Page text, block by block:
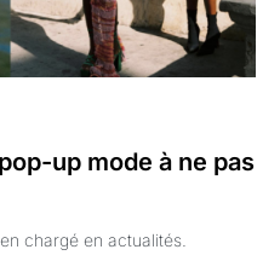
up mode à ne pas
chargé en actualités.